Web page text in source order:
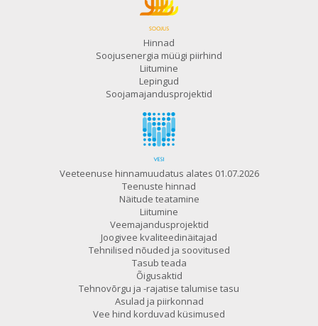
Hinnad
Soojusenergia müügi piirhind
Liitumine
Lepingud
Soojamajandusprojektid
Veeteenuse hinnamuudatus alates 01.07.2026
Teenuste hinnad
Näitude teatamine
Liitumine
Veemajandusprojektid
Joogivee kvaliteedinäitajad
Tehnilised nõuded ja soovitused
Tasub teada
Õigusaktid
Tehnovõrgu ja -rajatise talumise tasu
Asulad ja piirkonnad
Vee hind korduvad küsimused